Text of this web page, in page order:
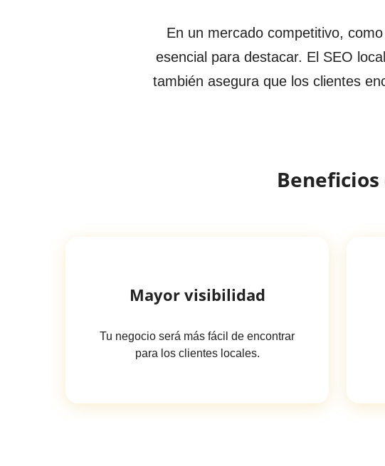
En un mercado competitivo,
esencial para destacar. El SEO
también asegura que los clientes
Mayor visibilidad
Tu negocio será más fácil de encontrar
para los clientes locales.